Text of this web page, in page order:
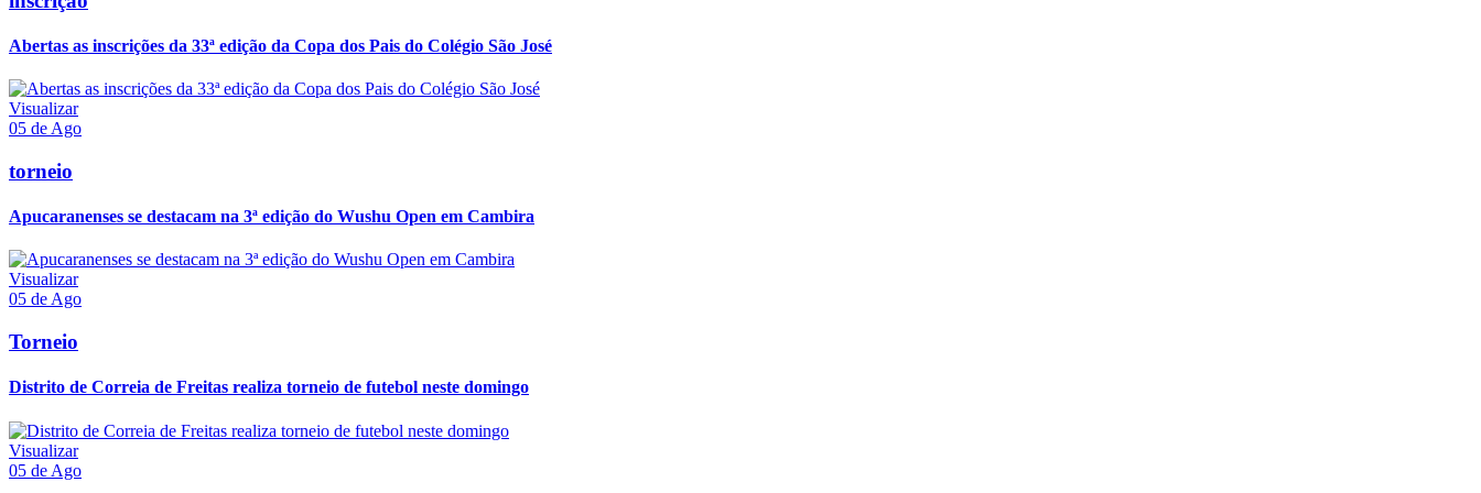
Abertas as inscrições da 33ª edição da Copa dos Pais do Colégio São José
Visualizar
05 de Ago
torneio
Apucaranenses se destacam na 3ª edição do Wushu Open em Cambira
Visualizar
05 de Ago
Torneio
Distrito de Correia de Freitas realiza torneio de futebol neste domingo
Visualizar
05 de Ago